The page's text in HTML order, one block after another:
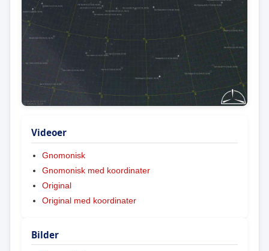
Videoer
Gnomonisk
Gnomonisk med koordinater
Original
Original med koordinater
Bilder